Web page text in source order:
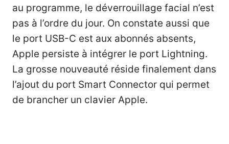
au programme, le déverrouillage facial n’est
pas à l’ordre du jour. On constate aussi que
le port USB-C est aux abonnés absents,
Apple persiste à intégrer le port Lightning.
La grosse nouveauté réside finalement dans
l’ajout du port Smart Connector qui permet
de brancher un clavier Apple.